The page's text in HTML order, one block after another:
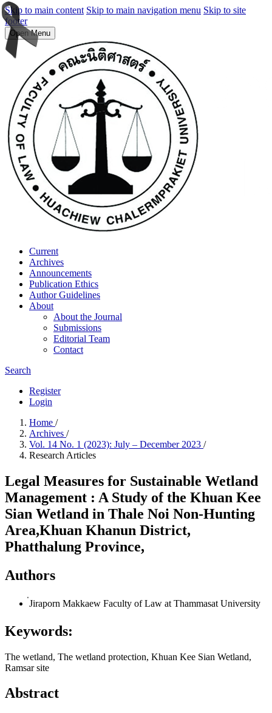
Skip to main content Skip to main navigation menu Skip to site
footer
Open Menu
Current
Archives
Announcements
Publication Ethics
Author Guidelines
About
About the Journal
Submissions
Editorial Team
Contact
Search
Register
Login
Home /
Archives /
Vol. 14 No. 1 (2023): July – December 2023 /
Research Articles
Legal Measures for Sustainable Wetland
Management : A Study of the Khuan Kee
Sian Wetland in Thale Noi Non-Hunting
Area,Khuan Khanun District,
Phatthalung Province,
Authors
่Jiraporn Makkaew Faculty of Law at Thammasat University
Keywords:
The wetland, The wetland protection, Khuan Kee Sian Wetland,
Ramsar site
Abstract